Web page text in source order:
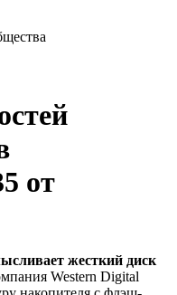
от
жесткий диск
Western Digital